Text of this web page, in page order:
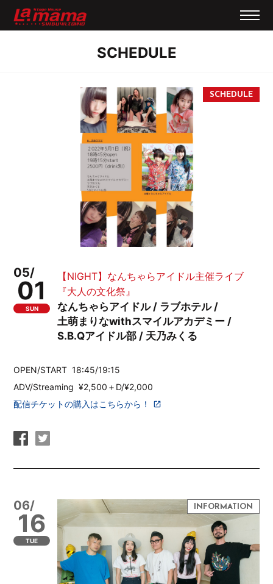
SCHEDULE
05/
01
SUN
【NIGHT】なんちゃらアイドル主催ライブ
『大人の文化祭』
なんちゃらアイドル / ラブホテル /
土萌まりなwithスマイルアカデミー /
S.B.Qアイドル部 / 天乃みくる
OPEN/START 18:45/19:15
ADV/Streaming ¥2,500＋D/¥2,000
配信チケットの購入はこちらから！
06/
16
TUE